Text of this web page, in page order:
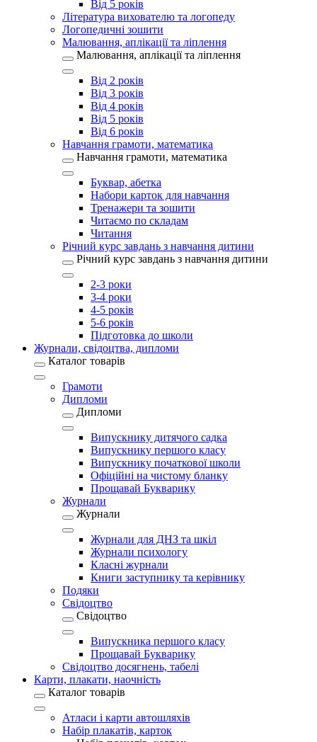
Від 5 років
Література вихователю та логопеду
Логопедичні зошити
Малювання, аплікації та ліплення
Малювання, аплікації та ліплення
Від 2 років
Від 3 років
Від 4 років
Від 5 років
Від 6 років
Навчання грамоти, математика
Навчання грамоти, математика
Буквар, абетка
Набори карток для навчання
Тренажери та зошити
Читаємо по складам
Читання
Річний курс завдань з навчання дитини
Річний курс завдань з навчання дитини
2-3 роки
3-4 роки
4-5 років
5-6 років
Підготовка до школи
Журнали, свідоцтва, дипломи
Каталог товарів
Грамоти
Дипломи
Дипломи
Випускнику дитячого садка
Випускнику першого класу
Випускнику початкової школи
Офіційні на чистому бланку
Прощавай Букварику
Журнали
Журнали
Журнали для ДНЗ та шкіл
Журнали психологу
Класні журнали
Книги заступнику та керівнику
Подяки
Свідоцтво
Свідоцтво
Випускника першого класу
Прощавай Букварику
Свідоцтво досягнень, табелі
Карти, плакати, наочність
Каталог товарів
Атласи і карти автошляхів
Набір плакатів, карток